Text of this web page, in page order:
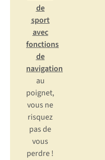
de
sport
avec
fonctions
de
navigation
au
poignet,
vous ne
risquez
pasde
vous
perdre!